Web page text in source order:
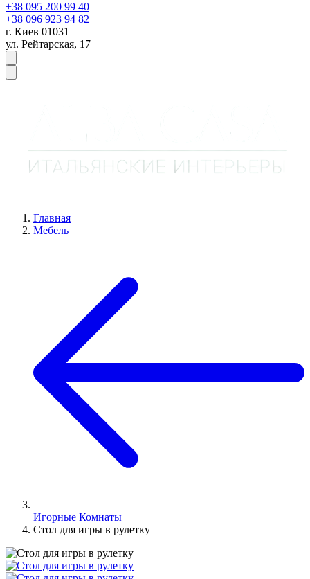
+38 095 200 99 40
+38 096 923 94 82
г. Киев 01031
ул. Рейтарская, 17
Главная
Мебель
Игорные Комнаты
Стол для игры в рулетку